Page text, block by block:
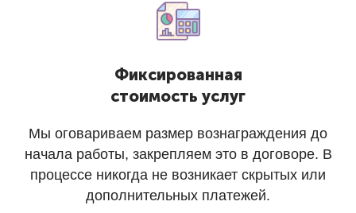
Фиксированная
стоимость услуг
Мы оговариваем размер вознаграждения до
начала работы, закрепляем это в договоре. В
процессе никогда не возникает скрытых или
дополнительных платежей.